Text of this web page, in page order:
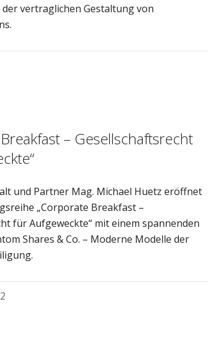
vertraglichen Gestaltung von
– Gesellschaftsrecht
und Partner Mag. Michael Huetz eröffnet
„Corporate Breakfast –
für Aufgeweckte“ mit einem spannenden
Shares & Co. – Moderne Modelle der